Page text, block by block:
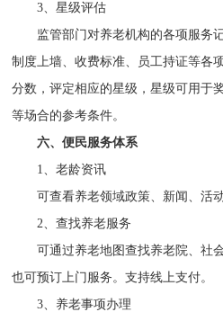
3、星级评估
监管部门对养老机构的各项服务
制度上墙、收费标准、员工持证等各
分数，评定相应的星级，星级可用于
等场合的参考条件。
六、便民服务体系
1、老龄资讯
可查看养老领域政策、新闻、活
2、查找养老服务
可通过养老地图查找养老院、社
也可预订上门服务。支持线上支付。
3、养老事项办理